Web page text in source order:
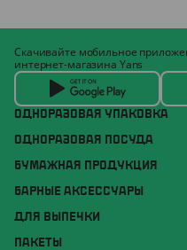
ОДНОРАЗОВАЯ УПАКОВКА
ОДНОРАЗОВАЯ ПОСУДА
БУМАЖНАЯ ПРОДУКЦИЯ
БАРНЫЕ АКСЕССУАРЫ
ДЛЯ ВЫПЕЧКИ
ПАКЕТЫ
Скачивайте мобильное
интернет-магазина Yans